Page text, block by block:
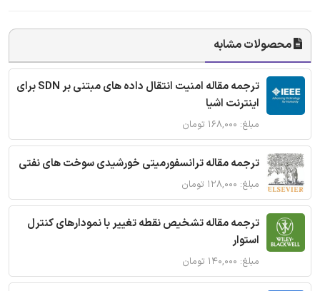
محصولات مشابه
ترجمه مقاله امنیت انتقال داده های مبتنی بر SDN برای
اینترنت اشیا
مبلغ: ۱۶۸,۰۰۰ تومان
ترجمه مقاله ترانسفورمیتی خورشیدی سوخت های نفتی
مبلغ: ۱۲۸,۰۰۰ تومان
ترجمه مقاله تشخیص نقطه تغییر با نمودارهای کنترل
استوار
مبلغ: ۱۴۰,۰۰۰ تومان